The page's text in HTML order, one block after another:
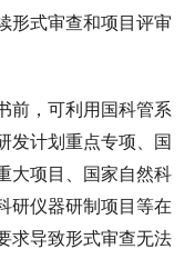
形式审查和项目评审
前，可利用国科管系
发计划重点专项、国
大项目、国家自然科
研仪器研制项目等在
求导致形式审查无法